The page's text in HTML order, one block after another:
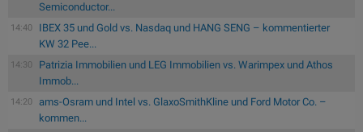
Semiconductor...
14:40
IBEX 35 und Gold vs. Nasdaq und HANG SENG – kommentierter
KW 32 Pee...
14:30
Patrizia Immobilien und LEG Immobilien vs. Warimpex und Athos
Immob...
14:20
ams-Osram und Intel vs. GlaxoSmithKline und Ford Motor Co. –
kommen...